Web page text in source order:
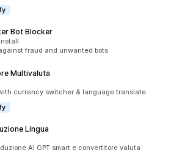
Bot Blocker
fraud and unwanted bots
Multivaluta
currency switcher & language translate
Lingua
AI GPT smart e convertitore valuta